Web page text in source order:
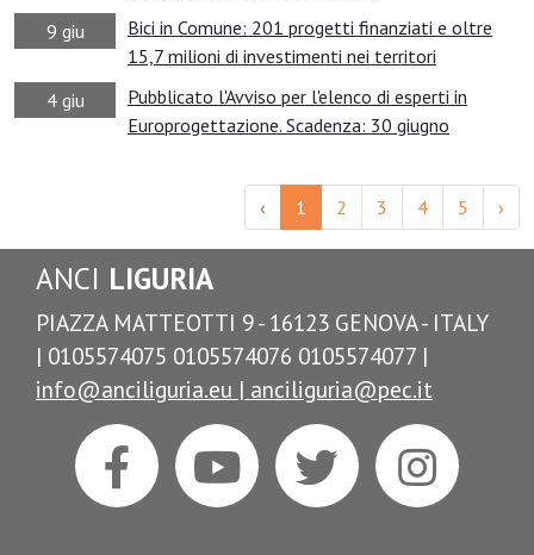
9 giu
Bici in Comune: 201 progetti finanziati e oltre
15,7 milioni di investimenti nei territori
4 giu
Pubblicato l'Avviso per l'elenco di esperti in
Europrogettazione. Scadenza: 30 giugno
‹ 1 2 3 4 5 ›
ANCI LIGURIA
PIAZZA MATTEOTTI 9 - 16123 GENOVA - ITALY
| 0105574075 0105574076 0105574077 |
info@anciliguria.eu | anciliguria@pec.it